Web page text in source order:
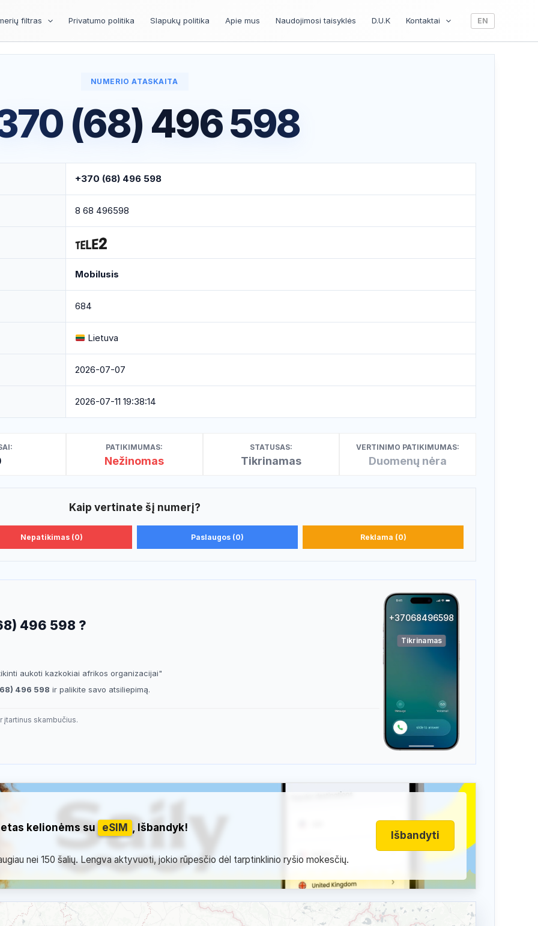
filtras Privatumo politika Slapukų politika Apie mus Naudojimosi taisyklės D.U.K Kontaktai EN
NUMERIO ATASKAITA
(68) 496 598
+370 (68) 496 598
8 68 496598
Mobilusis
684
Lietuva
2026-07-07
2026-07-11 19:38:14
PATIKIMUMAS:
Nežinomas
STATUSAS:
Tikrinamas
VERTINIMO PATIKIMUMAS:
Duomenų nėra
Kaip vertinate šį numerį?
Nepatikimas (0) Paslaugos (0) Reklama (0)
496 598 ?
aukoti kazkokiai afrikos organizacijai"
496 598 ir palikite savo atsiliepimą.
įtartinus skambučius.
+37068496598
Tikrinamas
kelionėms su eSIM , Išbandyk!
nei 150 šalių. Lengva aktyvuoti, jokio rūpesčio dėl tarptinklinio ryšio mokesčių.
Išbandyti